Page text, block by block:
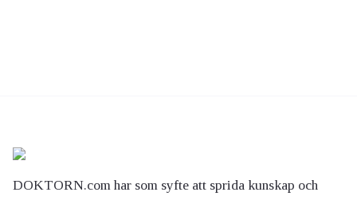
DOKTORN.com har som syfte att sprida kunskap och